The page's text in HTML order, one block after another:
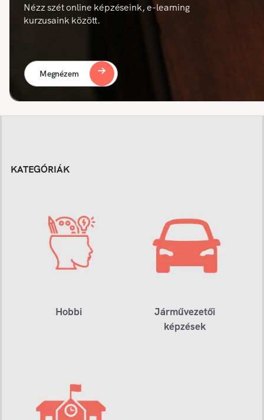
Nézz szét online képzéseink, e-learning
kurzusaink között.
Megnézem
KATEGÓRIÁK
Hobbi
Járművezetői
képzések